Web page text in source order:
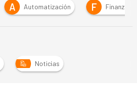
A Automatización F Finanzas
Noticias